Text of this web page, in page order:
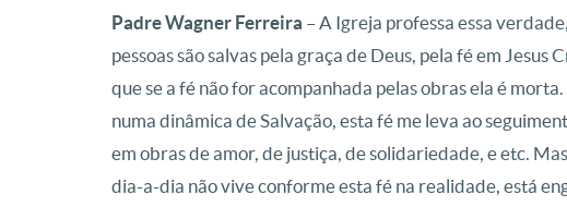
Padre Wagner Ferreira – A Igreja professa essa
pessoas são salvas pela graça de Deus, pela fé em
que se a fé não for acompanhada pelas obras ela é
numa dinâmica de Salvação, esta fé me leva ao
em obras de amor, de justiça, de solidariedade, e etc.
dia-a-dia não vive conforme esta fé na realidade, está